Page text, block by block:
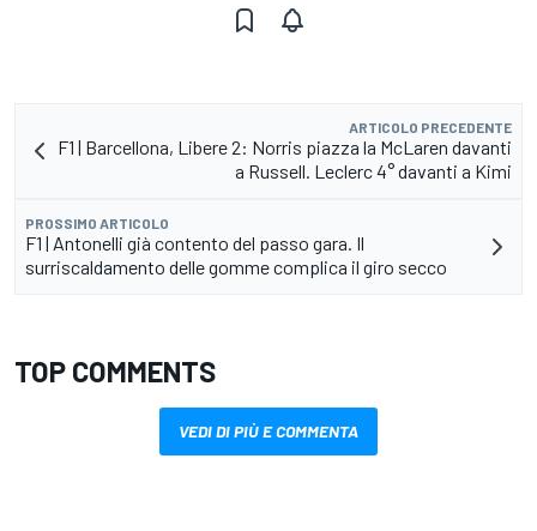
ARTICOLO PRECEDENTE
F1 | Barcellona, Libere 2: Norris piazza la McLaren davanti
a Russell. Leclerc 4° davanti a Kimi
PROSSIMO ARTICOLO
F1 | Antonelli già contento del passo gara. Il
surriscaldamento delle gomme complica il giro secco
TOP COMMENTS
VEDI DI PIÙ E COMMENTA